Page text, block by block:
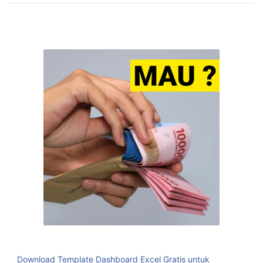
Download Template Dashboard Excel Gratis untuk